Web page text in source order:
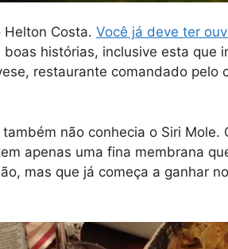
Helton Costa. Você já deve ter
histórias, inclusive esta
restaurante comandado pelo
não conhecia o Siri
apenas uma fina membrana
mas que já começa a ganhar